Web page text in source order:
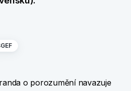
o porozumění navazuje